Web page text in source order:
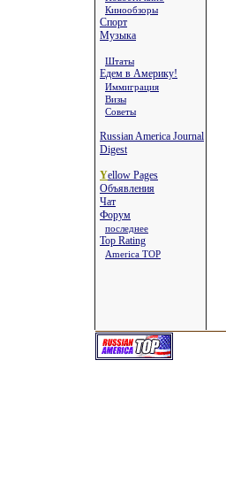
Кинообзоры
Спорт
Музыка
Штаты
Едем в Америку!
Иммиграция
Визы
Советы
Russian America Journal
Digest
Yellow Pages
Объявления
Чат
Форум
последнее
Top Rating
America TOP